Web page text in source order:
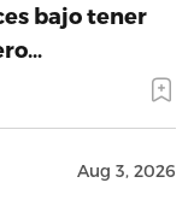
bajo tener
Aug 3, 2026